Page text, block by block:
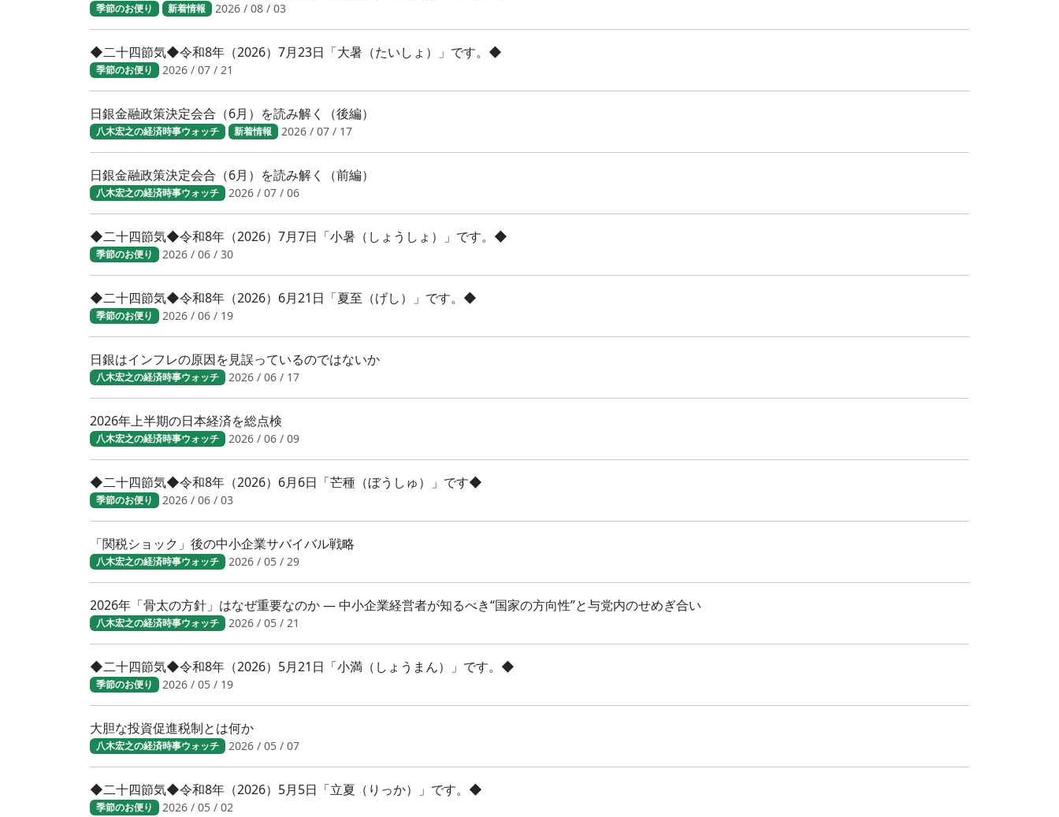
季節のお便り 新着情報 2026 / 08 / 03
◆二十四節気◆令和8年（2026）7月23日「大暑（たいしょ）」です。◆
季節のお便り 2026 / 07 / 21
日銀金融政策決定会合（6月）を読み解く（後編）
八木宏之の経済時事ウォッチ 新着情報 2026 / 07 / 17
日銀金融政策決定会合（6月）を読み解く（前編）
八木宏之の経済時事ウォッチ 2026 / 07 / 06
◆二十四節気◆令和8年（2026）7月7日「小暑（しょうしょ）」です。◆
季節のお便り 2026 / 06 / 30
◆二十四節気◆令和8年（2026）6月21日「夏至（げし）」です。◆
季節のお便り 2026 / 06 / 19
日銀はインフレの原因を見誤っているのではないか
八木宏之の経済時事ウォッチ 2026 / 06 / 17
2026年上半期の日本経済を総点検
八木宏之の経済時事ウォッチ 2026 / 06 / 09
◆二十四節気◆令和8年（2026）6月6日「芒種（ぼうしゅ）」です◆
季節のお便り 2026 / 06 / 03
「関税ショック」後の中小企業サバイバル戦略
八木宏之の経済時事ウォッチ 2026 / 05 / 29
2026年「骨太の方針」はなぜ重要なのか ― 中小企業経営者が知るべき“国家の方向性”と与党内のせめぎ合い
八木宏之の経済時事ウォッチ 2026 / 05 / 21
◆二十四節気◆令和8年（2026）5月21日「小満（しょうまん）」です。◆
季節のお便り 2026 / 05 / 19
大胆な投資促進税制とは何か
八木宏之の経済時事ウォッチ 2026 / 05 / 07
◆二十四節気◆令和8年（2026）5月5日「立夏（りっか）」です。◆
季節のお便り 2026 / 05 / 02